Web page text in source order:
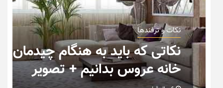
نکات و ترفندها
نکاتی که باید به هنگام چیدمان
خانه عروس بدانیم + تصویر